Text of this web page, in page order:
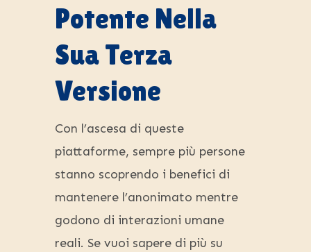
Potente Nella
Sua Terza
Versione
Con l’ascesa di queste
piattaforme, sempre più persone
stanno scoprendo i benefici di
mantenere l’anonimato mentre
godono di interazioni umane
reali. Se vuoi sapere di più su